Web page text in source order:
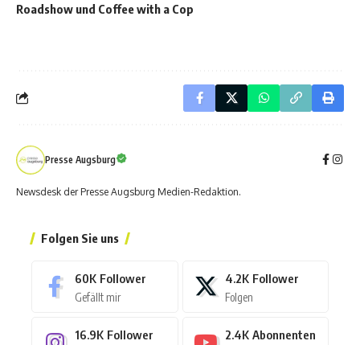
Roadshow und Coffee with a Cop
Presse Augsburg
Newsdesk der Presse Augsburg Medien-Redaktion.
Folgen Sie uns
60K Follower
Gefällt mir
4.2K Follower
Folgen
16.9K Follower 2.4K Abonnenten